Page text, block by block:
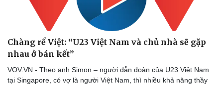
Bóng đá
Lịch thi đấu bóng đá
Thế giới thể thao
eSports
Hậu trường
Ô tô - Xe máy
Xe máy
Chàng rể Việt: “U23 Việt Nam và chủ nhà sẽ gặp
nhau ở bán kết”
VOV.VN - Theo anh Simon – người dẫn đoàn của U23 Việt Nam
tại Singapore, có vợ là người Việt Nam, thì nhiều khả năng thầy